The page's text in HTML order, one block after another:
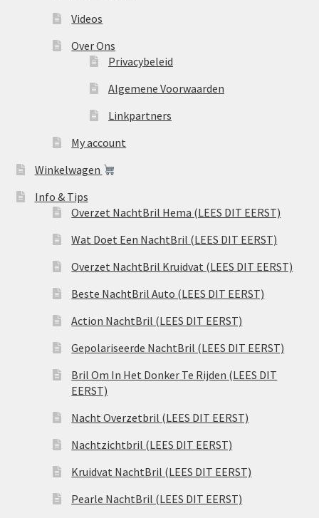
Videos
Over Ons
Privacybeleid
Algemene Voorwaarden
Linkpartners
My account
Winkelwagen
Info & Tips
Overzet NachtBril Hema (LEES DIT EERST)
Wat Doet Een NachtBril (LEES DIT EERST)
Overzet NachtBril Kruidvat (LEES DIT EERST)
Beste NachtBril Auto (LEES DIT EERST)
Action NachtBril (LEES DIT EERST)
Gepolariseerde NachtBril (LEES DIT EERST)
Bril Om In Het Donker Te Rijden (LEES DIT
EERST)
Nacht Overzetbril (LEES DIT EERST)
Nachtzichtbril (LEES DIT EERST)
Kruidvat NachtBril (LEES DIT EERST)
Pearle NachtBril (LEES DIT EERST)